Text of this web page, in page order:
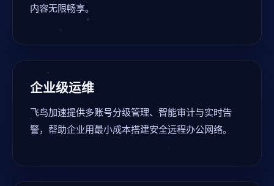
内容无限畅享。
企业级运维
飞鸟加速提供多账号分级管理、智能审计与实时告
警，帮助企业用最小成本搭建安全远程办公网络。